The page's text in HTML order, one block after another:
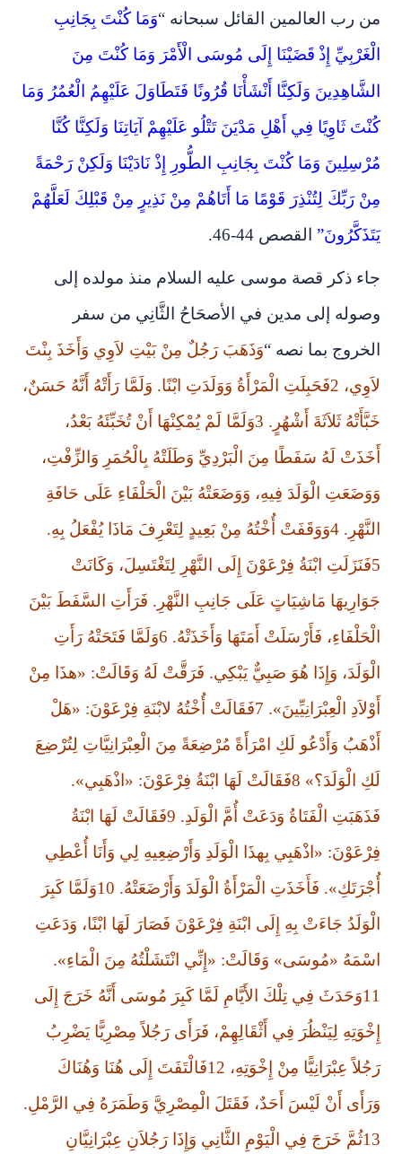
من رب العالمين القائل سبحانه “وَمَا كُنْتَ بِجَانِبِ
الْغَرْبِيِّ إِذْ قَضَيْنَا إِلَى مُوسَى الْأَمْرَ وَمَا كُنْتَ مِنَ
الشَّاهِدِينَ وَلَكِنَّا أَنْشَأْنَا قُرُونًا فَتَطَاوَلَ عَلَيْهِمُ الْعُمُرُ وَمَا
كُنْتَ ثَاوِيًا فِي أَهْلِ مَدْيَنَ تَتْلُو عَلَيْهِمْ آيَاتِنَا وَلَكِنَّا كُنَّا
مُرْسِلِينَ وَمَا كُنْتَ بِجَانِبِ الطُّورِ إِذْ نَادَيْنَا وَلَكِنْ رَحْمَةً
مِنْ رَبِّكَ لِتُنْذِرَ قَوْمًا مَا أَتَاهُمْ مِنْ نَذِيرٍ مِنْ قَبْلِكَ لَعَلَّهُمْ
يَتَذَكَّرُونَ” القصص 44-46.
جاء ذكر قصة موسى عليه السلام منذ مولده إلى
وصوله إلى مدين في
الأصحَاحُ الثَّانِي من سفر
الخروج بما نصه “وَذَهَبَ رَجُلٌ مِنْ بَيْتِ لاَوِي وَأَخَذَ بِنْتَ
لاَوِي، 2فَحَبِلَتِ الْمَرْأَةُ وَوَلَدَتِ ابْنًا. وَلَمَّا رَأَتْهُ أَنَّهُ حَسَنٌ،
خَبَّأَتْهُ ثَلاَثَةَ أَشْهُرٍ. 3وَلَمَّا لَمْ يُمْكِنْهَا أَنْ تُخَبِّئَهُ بَعْدُ،
أَخَذَتْ لَهُ سَفَطًا مِنَ الْبَرْدِيِّ وَطَلَتْهُ بِالْحُمَرِ وَالزِّفْتِ،
وَوَضَعَتِ الْوَلَدَ فِيهِ، وَوَضَعَتْهُ بَيْنَ الْحَلْفَاءِ عَلَى حَافَةِ
النَّهْرِ. 4وَوَقَفَتْ أُخْتُهُ مِنْ بَعِيدٍ لِتَعْرِفَ مَاذَا يُفْعَلُ بِهِ.
5فَنَزَلَتِ ابْنَةُ فِرْعَوْنَ إِلَى النَّهْرِ لِتَغْتَسِلَ، وَكَانَتْ
جَوَارِيهَا مَاشِيَاتٍ عَلَى جَانِبِ النَّهْرِ. فَرَأَتِ السَّفَطَ بَيْنَ
الْحَلْفَاءِ، فَأَرْسَلَتْ أَمَتَهَا وَأَخَذَتْهُ. 6وَلَمَّا فَتَحَتْهُ رَأَتِ
الْوَلَدَ، وَإِذَا هُوَ صَبِيٌّ يَبْكِي. فَرَقَّتْ لَهُ وَقَالَتْ: «هذَا مِنْ
أَوْلاَدِ الْعِبْرَانِيِّينَ». 7فَقَالَتْ أُخْتُهُ لابْنَةِ فِرْعَوْنَ: «هَلْ
أَذْهَبُ وَأَدْعُو لَكِ امْرَأَةً مُرْضِعَةً مِنَ الْعِبْرَانِيَّاتِ لِتُرْضِعَ
لَكِ الْوَلَدَ؟» 8فَقَالَتْ لَهَا ابْنَةُ فِرْعَوْنَ: «اذْهَبِي».
فَذَهَبَتِ الْفَتَاةُ وَدَعَتْ أُمَّ الْوَلَدِ. 9فَقَالَتْ لَهَا ابْنَةُ
فِرْعَوْنَ: «اذْهَبِي بِهذَا الْوَلَدِ وَأَرْضِعِيهِ لِي وَأَنَا أُعْطِي
أُجْرَتَكِ». فَأَخَذَتِ الْمَرْأَةُ الْوَلَدَ وَأَرْضَعَتْهُ. 10وَلَمَّا كَبِرَ
الْوَلَدُ جَاءَتْ بِهِ إِلَى ابْنَةِ فِرْعَوْنَ فَصَارَ لَهَا ابْنًا، وَدَعَتِ
اسْمَهُ «مُوسَى» وَقَالَتْ: «إِنِّي انْتَشَلْتُهُ مِنَ الْمَاءِ».
11وَحَدَثَ فِي تِلْكَ الأَيَّامِ لَمَّا كَبِرَ مُوسَى أَنَّهُ خَرَجَ إِلَى
إِخْوَتِهِ لِيَنْظُرَ فِي أَثْقَالِهِمْ، فَرَأَى رَجُلاً مِصْرِيًّا يَضْرِبُ
رَجُلاً عِبْرَانِيًّا مِنْ إِخْوَتِهِ، 12فَالْتَفَتَ إِلَى هُنَا وَهُنَاكَ
وَرَأَى أَنْ لَيْسَ أَحَدٌ، فَقَتَلَ الْمِصْرِيَّ وَطَمَرَهُ فِي الرَّمْلِ.
13ثُمَّ خَرَجَ فِي الْيَوْمِ الثَّانِي وَإِذَا رَجُلاَنِ عِبْرَانِيَّانِ